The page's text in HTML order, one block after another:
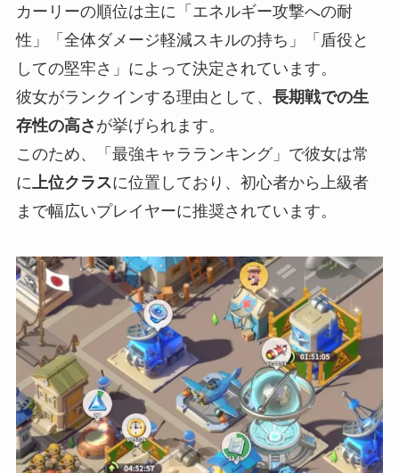
カーリーの順位は主に「エネルギー攻撃への耐
性」「全体ダメージ軽減スキルの持ち」「盾役と
しての堅牢さ」によって決定されています。
彼女がランクインする理由として、 長期戦での生
存性の高さ が挙げられます。
このため、「最強キャラランキング」で彼女は常
に 上位クラスに位置しており、初心者から上級者
まで幅広いプレイヤーに推奨されています。